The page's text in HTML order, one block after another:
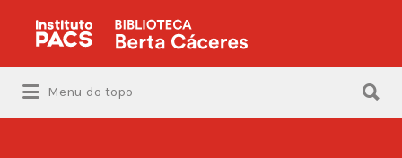
Procurar:
Menu do topo